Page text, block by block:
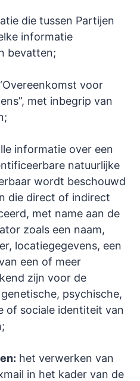
die tussen Partijen
informatie
bevatten;
voor
met inbegrip van
informatie over een
natuurlijke
wordt beschouwd
die direct of indirect
met name aan de
zoals een naam,
locatiegegevens, een
een of meer
zijn voor de
psychische,
of sociale identiteit van
het verwerken van
in het kader van de